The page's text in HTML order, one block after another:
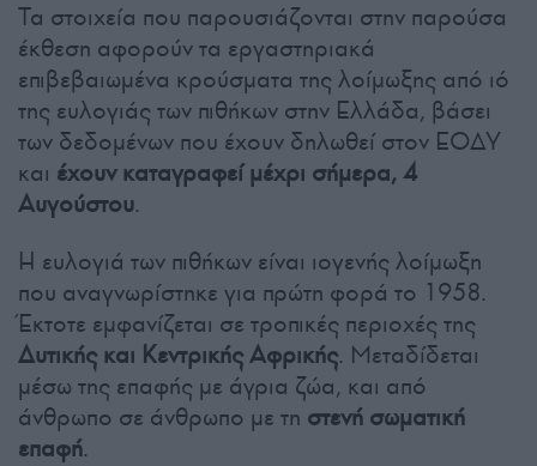
Τα στοιχεία που παρουσιάζονται στην παρούσα
έκθεση αφορούν τα εργαστηριακά
επιβεβαιωμένα κρούσματα της λοίμωξης από ιό
της ευλογιάς των πιθήκων στην Ελλάδα, βάσει
των δεδομένων που έχουν δηλωθεί στον ΕΟΔΥ
και έχουν καταγραφεί μέχρι σήμερα, 4
Αυγούστου.
Η ευλογιά των πιθήκων είναι ιογενής λοίμωξη
που αναγνωρίστηκε για πρώτη φορά το 1958.
Έκτοτε εμφανίζεται σε τροπικές περιοχές της
Δυτικής και Κεντρικής Αφρικής. Μεταδίδεται
μέσω της επαφής με άγρια ζώα, και από
άνθρωπο σε άνθρωπο με τη στενή σωματική
επαφή.